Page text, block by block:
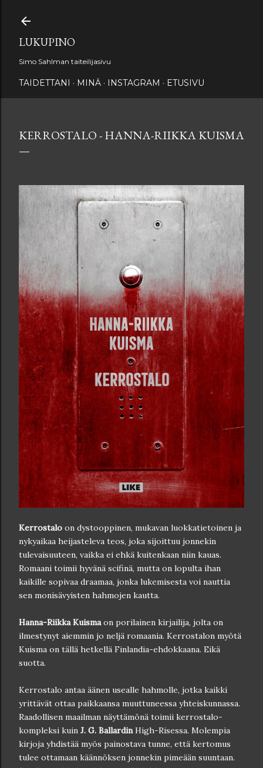
LUKUPINO
Simo Sahlman taiteilijasivu
TAIDETTANI MINÄ INSTAGRAM ETUSIVU
KERROSTALO - HANNA-RIIKKA KUISMA
Kerrostalo on dystooppinen, mukavan luokkatietoinen ja
nykyaikaa heijasteleva teos, joka sijoittuu jonnekin
tulevaisuuteen, vaikka ei ehkä kuitenkaan niin kauas.
Romaani toimii hyvänä scifinä, mutta on lopulta ihan
kaikille sopivaa draamaa, jonka lukemisesta voi nauttia
sen monisävyisten hahmojen kautta.
Hanna-Riikka Kuisma on porilainen kirjailija, jolta on
ilmestynyt aiemmin jo neljä romaania. Kerrostalon myötä
Kuisma on tällä hetkellä Finlandia-ehdokkaana. Eikä
suotta.
Kerrostalo antaa äänen usealle hahmolle, jotka kaikki
yrittävät ottaa paikkaansa muuttuneessa yhteiskunnassa.
Raadollisen maailman näyttämönä toimii kerrostalo-
kompleksi kuin J. G. Ballardin High-Risessa. Molempia
kirjoja yhdistää myös painostava tunne, että kertomus
tulee ottamaan käännöksen jonnekin pimeään suuntaan.